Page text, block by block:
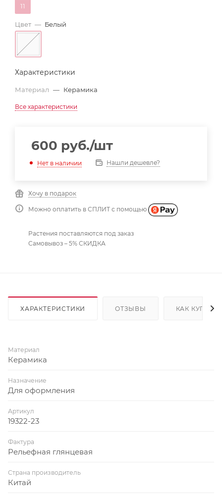
11
Цвет — Белый
Характеристики
Материал — Керамика
Все характеристики
600 руб./шт
Нет в наличии Нашли дешевле?
Хочу в подарок
Можно оплатить в СПЛИТ с помощью
Растения поставляются под заказ
Самовывоз – 5% СКИДКА
ХАРАКТЕРИСТИКИ ОТЗЫВЫ КАК КУПИТЬ
Материал
Керамика
Назначение
Для оформления
Артикул
19322-23
Фактура
Рельефная глянцевая
Страна производитель
Китай